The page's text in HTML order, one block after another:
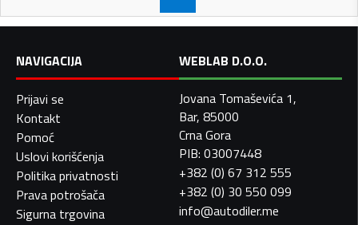
NAVIGACIJA
Prijavi se
Kontakt
Pomoć
Uslovi korišćenja
Politika privatnosti
Prava potrošača
Sigurna trgovina
WEBLAB D.O.O.
Jovana Tomaševića 1,
Bar, 85000
Crna Gora
PIB: 03007448
+382 (0) 67 312 555
+382 (0) 30 550 099
info@autodiler.me